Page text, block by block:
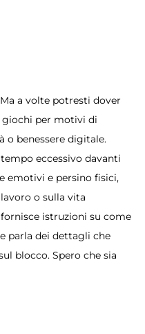
a volte potresti dover
giochi per motivi di
benessere digitale.
eccessivo davanti
emotivi e persino fisici,
o sulla vita
istruzioni su come
parla dei dettagli che
blocco. Spero che sia